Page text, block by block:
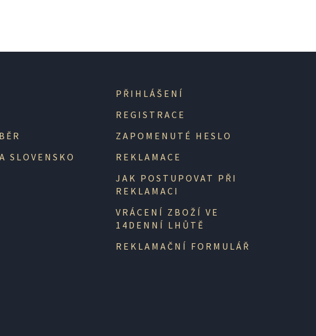
SLOVENSKO
PŘIHLÁŠENÍ
REGISTRACE
ZAPOMENUTÉ HESLO
REKLAMACE
JAK POSTUPOVAT PŘI
REKLAMACI
VRÁCENÍ ZBOŽÍ VE
14DENNÍ LHŮTĚ
REKLAMAČNÍ FORMULÁŘ